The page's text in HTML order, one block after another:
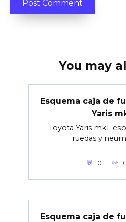
You may
Esquema caja de
Yaris
Toyota Yaris mk1:
ruedas y
0
Esquema caja de